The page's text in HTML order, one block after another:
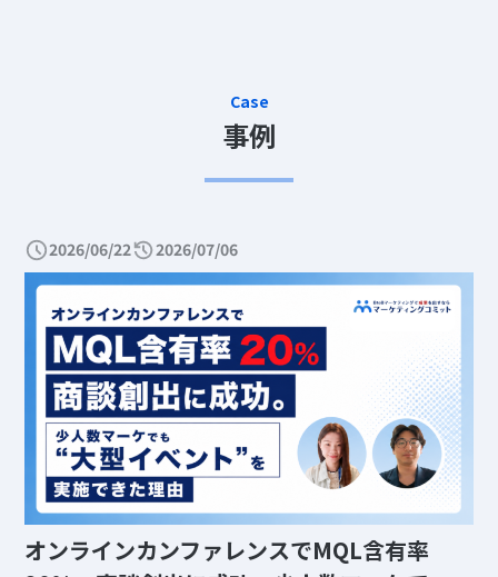
Case
事例
2026/06/22 2026/07/06
オンラインカンファレンスでMQL含有率